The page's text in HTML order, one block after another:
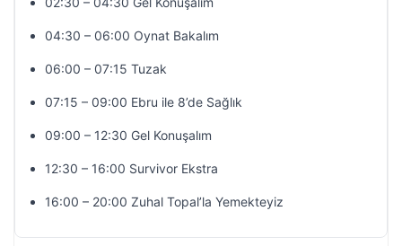
04:30 – 06:00 Oynat Bakalım
06:00 – 07:15 Tuzak
07:15 – 09:00 Ebru ile 8’de Sağlık
09:00 – 12:30 Gel Konuşalım
12:30 – 16:00 Survivor Ekstra
16:00 – 20:00 Zuhal Topal’la Yemekteyiz